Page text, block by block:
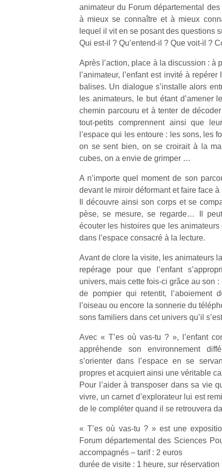
animateur du Forum départemental
à mieux se connaître et à mieux
lequel il vit en se posant des questions
Qui est-il ? Qu’entend-il ? Que voit-il ?
Après l’action, place à la discussion : à
l’animateur, l’enfant est invité à
balises. Un dialogue s’installe alors
les animateurs, le but étant d’amener
chemin parcouru et à tenter de
tout-petits comprennent ainsi que
l’espace qui les entoure : les sons, les
on se sent bien, on se croirait à la
cubes, on a envie de grimper …
A n’importe quel moment de son
devant le miroir déformant et faire face
Il découvre ainsi son corps et se
pèse, se mesure, se regarde… Il
écouter les histoires que les
dans l’espace consacré à la lecture.
Avant de clore la visite, les animateurs
repérage pour que l’enfant
univers, mais cette fois-ci grâce au son
de pompier qui retentit, l’aboiement
l’oiseau ou encore la sonnerie du
sons familiers dans cet univers qu’il
Avec « T’es où vas-tu ? », l’enfant
appréhende son environnement
s’orienter dans l’espace en se
propres et acquiert ainsi une véritable
Pour l’aider à transposer dans sa vie
vivre, un carnet d’explorateur lui est
de le compléter quand il se retrouvera
« T’es où vas-tu ? » est une
Forum départemental des Sciences
accompagnés – tarif : 2 euros
durée de visite : 1 heure, sur réservation
…
NextGen,
une
trottinette
Beeper
Les
enfants
débordent
souvent
d’énergie.
Varier les
occupations
toujours
simple.
Conjuguer
divertissement,
Des
trampolines
pour les
grands et
Durant les
vacances
estivales
et avec le
retour des
beaux
l’occasion
enfants
de…
de